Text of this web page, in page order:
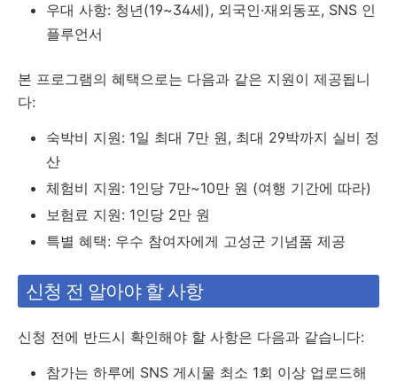
우대 사항: 청년(19~34세), 외국인·재외동포, SNS 인
플루언서
본 프로그램의 혜택으로는 다음과 같은 지원이 제공됩니
다:
숙박비 지원: 1일 최대 7만 원, 최대 29박까지 실비 정
산
체험비 지원: 1인당 7만~10만 원 (여행 기간에 따라)
보험료 지원: 1인당 2만 원
특별 혜택: 우수 참여자에게 고성군 기념품 제공
신청 전 알아야 할 사항
신청 전에 반드시 확인해야 할 사항은 다음과 같습니다:
참가는 하루에 SNS 게시물 최소 1회 이상 업로드해